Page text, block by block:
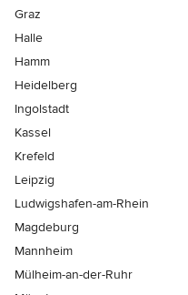
Graz
Halle
Hamm
Heidelberg
Ingolstadt
Kassel
Krefeld
Leipzig
Ludwigshafen-am-Rhein
Magdeburg
Mannheim
Mülheim-an-der-Ruhr